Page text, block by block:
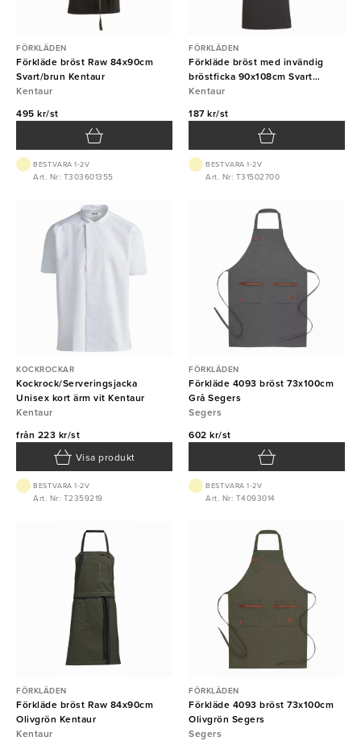
FÖRKLÄDEN
Förkläde bröst Raw 84x90cm
Svart/brun Kentaur
Kentaur
495 kr/st
BEST.VARA 1-2V
Art. Nr: T303601355
FÖRKLÄDEN
Förkläde bröst med invändig
bröstficka 90x108cm Svart
Kentaur
Kentaur
187 kr/st
BEST.VARA 1-2V
Art. Nr: T31502700
KOCKROCKAR
Kockrock/Serveringsjacka
Unisex kort ärm vit Kentaur
Kentaur
från 223 kr/st
Visa produkt
BEST.VARA 1-2V
Art. Nr: T2359219
FÖRKLÄDEN
Förkläde 4093 bröst 73x100cm
Grå Segers
Segers
602 kr/st
BEST.VARA 1-2V
Art. Nr: T4093014
FÖRKLÄDEN
Förkläde bröst Raw 84x90cm
Olivgrön Kentaur
Kentaur
FÖRKLÄDEN
Förkläde 4093 bröst 73x100cm
Olivgrön Segers
Segers